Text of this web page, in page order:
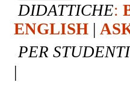
DIDATTICHE:
ENGLISH |
PER
|